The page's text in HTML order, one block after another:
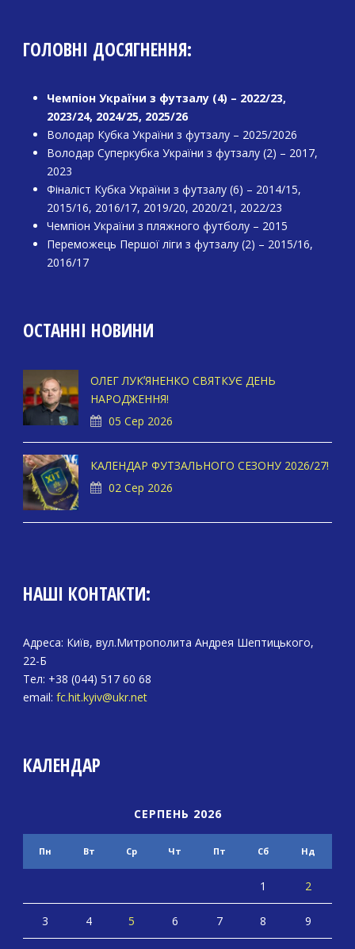
ГОЛОВНІ ДОСЯГНЕННЯ:
Чемпіон України з футзалу (4) – 2022/23,
2023/24, 2024/25, 2025/26
Володар Кубка України з футзалу – 2025/2026
Володар Суперкубка України з футзалу (2) – 2017,
2023
Фіналіст Кубка України з футзалу (6) – 2014/15,
2015/16, 2016/17, 2019/20, 2020/21, 2022/23
Чемпіон України з пляжного футболу – 2015
Переможець Першої ліги з футзалу (2) – 2015/16,
2016/17
ОСТАННІ НОВИНИ
ОЛЕГ ЛУКʼЯНЕНКО СВЯТКУЄ ДЕНЬ
НАРОДЖЕННЯ!
05 Сер 2026
КАЛЕНДАР ФУТЗАЛЬНОГО СЕЗОНУ 2026/27!
02 Сер 2026
НАШІ КОНТАКТИ:
Адреса: Київ, вул.Митрополита Андрея Шептицького,
22-Б
Тел: +38 (044) 517 60 68
email: fc.hit.kyiv@ukr.net
КАЛЕНДАР
СЕРПЕНЬ 2026
Пн Вт Ср Чт Пт Сб Нд
1 2
3 4 5 6 7 8 9